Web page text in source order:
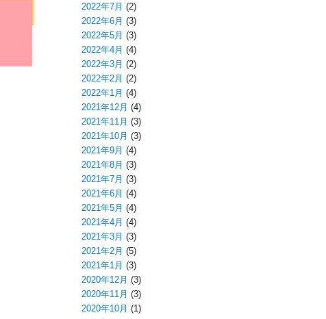
2022年7月 (2)
2022年6月 (3)
2022年5月 (3)
2022年4月 (4)
2022年3月 (2)
2022年2月 (2)
2022年1月 (4)
2021年12月 (4)
2021年11月 (3)
2021年10月 (3)
2021年9月 (4)
2021年8月 (3)
2021年7月 (3)
2021年6月 (4)
2021年5月 (4)
2021年4月 (4)
2021年3月 (3)
2021年2月 (5)
2021年1月 (3)
2020年12月 (3)
2020年11月 (3)
2020年10月 (1)